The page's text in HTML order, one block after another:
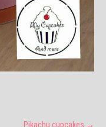
Pikachu cupcakes →